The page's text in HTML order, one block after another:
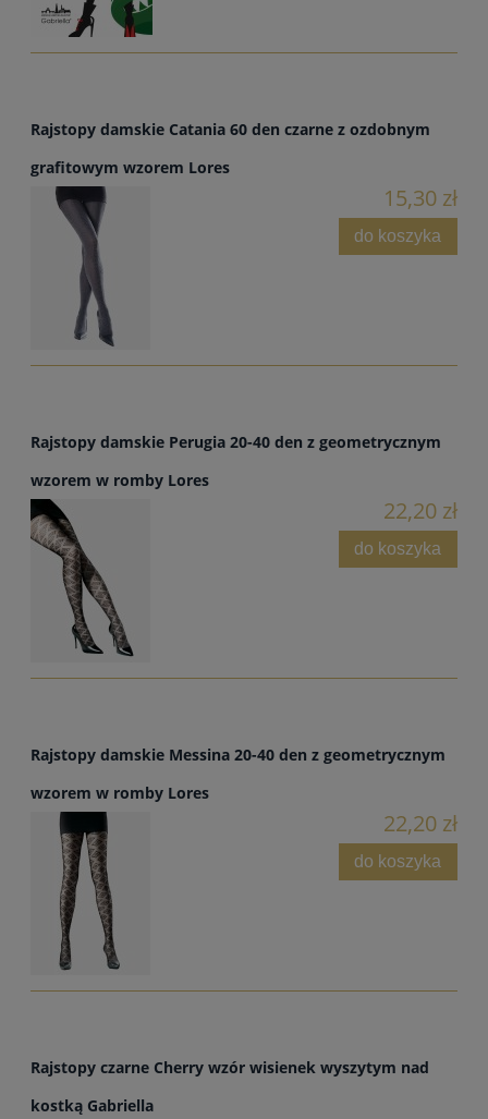
Rajstopy damskie Catania 60 den czarne z ozdobnym
grafitowym wzorem Lores
15,30 zł
do koszyka
Rajstopy damskie Perugia 20-40 den z geometrycznym
wzorem w romby Lores
22,20 zł
do koszyka
Rajstopy damskie Messina 20-40 den z geometrycznym
wzorem w romby Lores
22,20 zł
do koszyka
Rajstopy czarne Cherry wzór wisienek wyszytym nad
kostką Gabriella